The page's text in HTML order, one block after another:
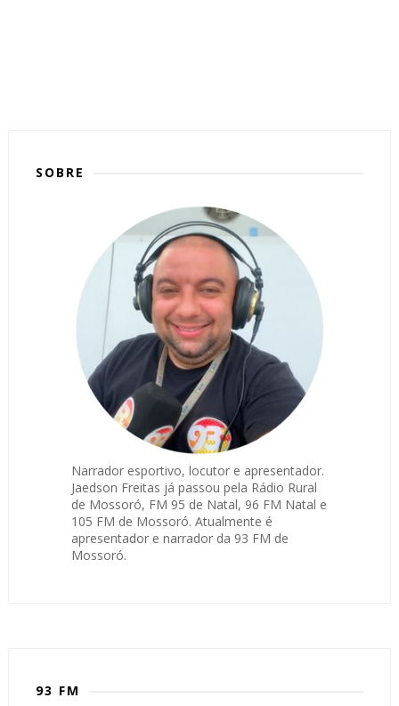
SOBRE
Narrador esportivo, locutor e apresentador.
Jaedson Freitas já passou pela Rádio Rural
de Mossoró, FM 95 de Natal, 96 FM Natal e
105 FM de Mossoró. Atualmente é
apresentador e narrador da 93 FM de
Mossoró.
93 FM